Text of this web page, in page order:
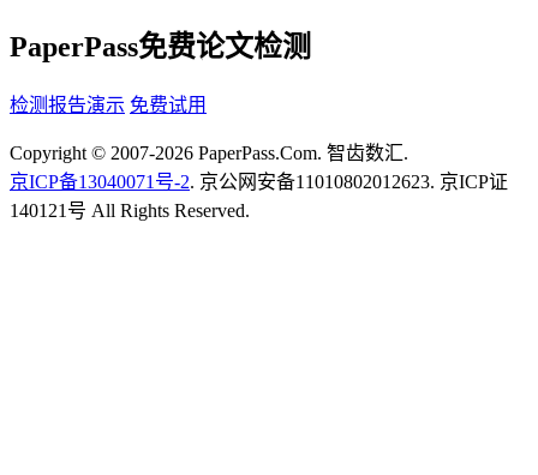
PaperPass免费论文检测
检测报告演示 免费试用
Copyright © 2007-2026 PaperPass.Com. 智齿数汇.
京ICP备13040071号-2. 京公网安备11010802012623. 京ICP证
140121号 All Rights Reserved.